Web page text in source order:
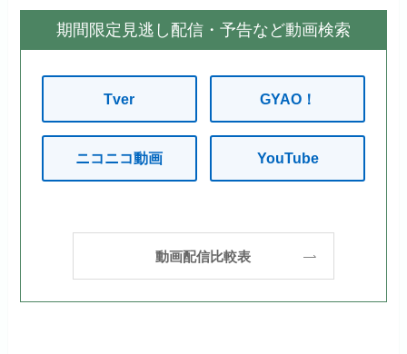
期間限定見逃し配信・予告など動画検索
Tver GYAO！
ニコニコ動画 YouTube
動画配信比較表